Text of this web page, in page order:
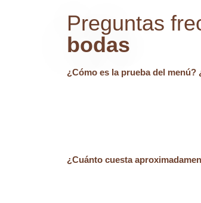
Preguntas
bodas
¿Cómo es la prueba del
¿Cuánto cuesta